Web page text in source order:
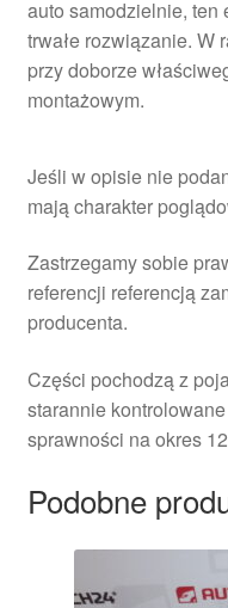
auto samodzielnie, ten
trwałe rozwiązanie. W
przy doborze
montażowym.
Jeśli w opisie nie
mają charakter
Zastrzegamy sobie
referencji referencją
producenta.
Części pochodzą z
starannie
sprawności na okres
Podobne